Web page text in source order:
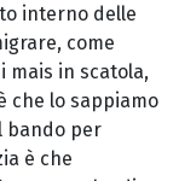
interno delle
come
mais in scatola,
che lo sappiamo
bando per
è che